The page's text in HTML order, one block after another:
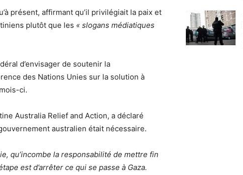
présent, affirmant qu’il privilégiait la paix et
plutôt que les « slogans médiatiques
d’envisager de soutenir la
des Nations Unies sur la solution à
ci.
Australia Relief and Action, a déclaré
australien était nécessaire.
qu’incombe la responsabilité de mettre fin
est d’arrêter ce qui se passe à Gaza.